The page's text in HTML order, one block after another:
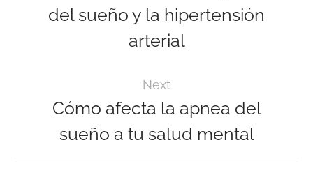
del sueño y la hipertensión
arterial
Next
Cómo afecta la apnea del
sueño a tu salud mental